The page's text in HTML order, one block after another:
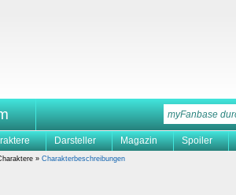
Darsteller Magazin Spoiler
» Charakterbeschreibungen